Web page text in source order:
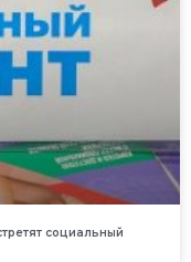
социальный